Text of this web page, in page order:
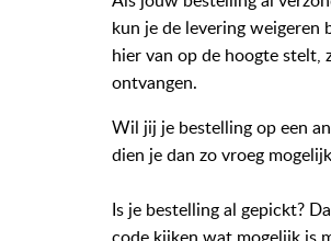
kun je de levering weigeren
hier van op de hoogte
ontvangen.
Wil jij je bestelling op een
dien je dan zo vroeg
Is je bestelling al gepickt?